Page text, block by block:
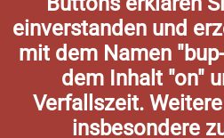
einverstanden und
mit dem Namen
dem Inhalt "on"
Verfallszeit.
insbesondere